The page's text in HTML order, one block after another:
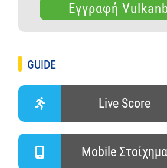
Εγγραφή
GUIDE
Live Score
Mobile Στοίχημα